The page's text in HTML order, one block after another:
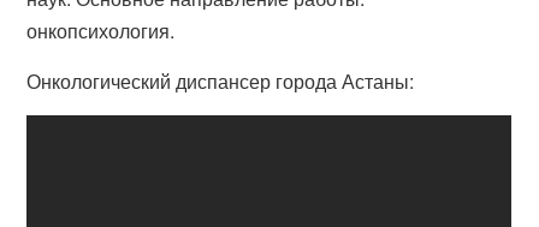
онкопсихология.
Онкологический диспансер города Астаны: